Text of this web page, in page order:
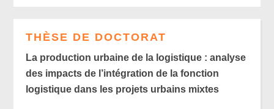
THÈSE DE DOCTORAT
La production urbaine de la logistique : analyse
des impacts de l’intégration de la fonction
logistique dans les projets urbains mixtes